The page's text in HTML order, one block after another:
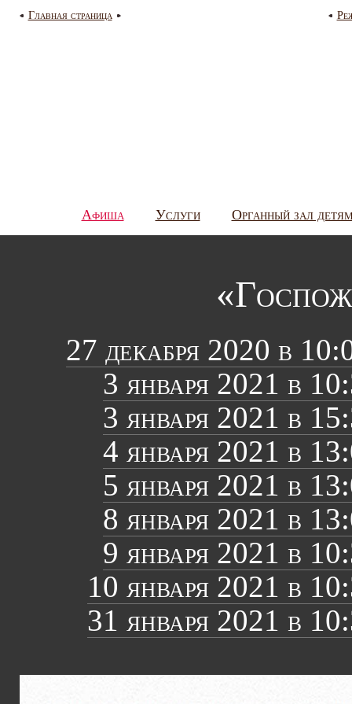
Главная страница
Афиша Услуги Органный зал
27 декабря 2020 в
3 января 2021 в
3 января 2021 в
4 января 2021 в
5 января 2021 в
8 января 2021 в
9 января 2021 в
10 января 2021 в
31 января 2021 в